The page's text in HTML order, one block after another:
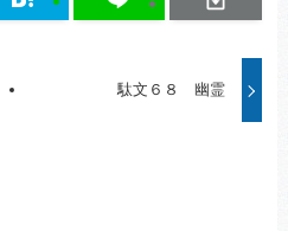
駄文６８ 幽霊